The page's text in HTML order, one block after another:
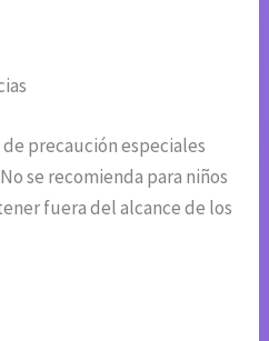
precaución especiales
se recomienda para niños
fuera del alcance de los